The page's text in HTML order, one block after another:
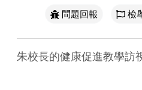
問題回報
檢
朱校長的健康促進教學訪